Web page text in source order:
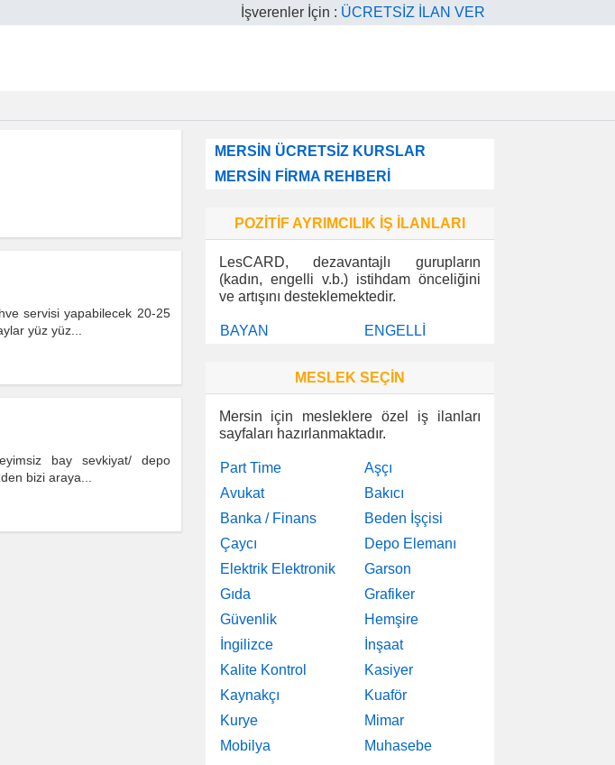
İşverenler İçin : ÜCRETSİZ İLAN VER
servisi yapabilecek 20-25
yüz yüz...
bay sevkiyat/ depo
bizi araya...
MERSİN ÜCRETSİZ KURSLAR
MERSİN FİRMA REHBERİ
POZİTİF AYRIMCILIK İŞ İLANLARI
LesCARD, dezavantajlı gurupların
(kadın, engelli v.b.) istihdam önceliğini
ve artışını desteklemektedir.
BAYAN ENGELLİ
MESLEK SEÇİN
Mersin için mesleklere özel iş ilanları
sayfaları hazırlanmaktadır.
Part Time
Aşçı
Avukat
Bakıcı
Banka / Finans
Beden İşçisi
Çaycı
Depo Elemanı
Elektrik Elektronik
Garson
Gıda
Grafiker
Güvenlik
Hemşire
İngilizce
İnşaat
Kalite Kontrol
Kasiyer
Kaynakçı
Kuaför
Kurye
Mimar
Mobilya
Muhasebe